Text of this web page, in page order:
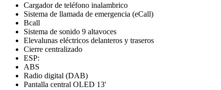
Cargador de teléfono inalambrico
Sistema de llamada de emergencia (eCall)
Bcall
Sistema de sonido 9 altavoces
Elevalunas eléctricos delanteros y traseros
Cierre centralizado
ESP:
ABS
Radio digital (DAB)
Pantalla central OLED 13'